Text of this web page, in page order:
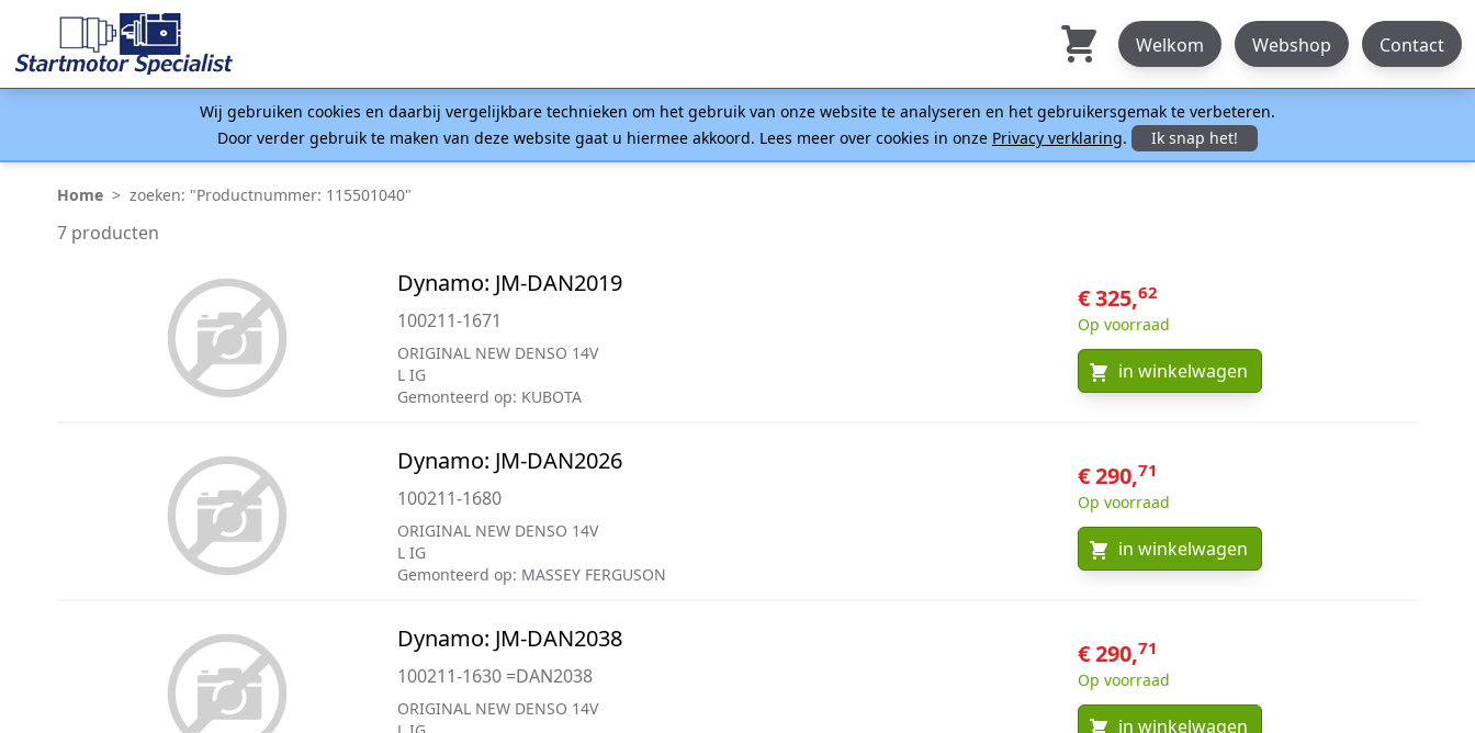
Welkom Webshop Contact
Wij gebruiken cookies en daarbij vergelijkbare technieken om het gebruik van onze website te analyseren en het gebruikersgemak te verbeteren.
Door verder gebruik te maken van deze website gaat u hiermee akkoord. Lees meer over cookies in onze Privacy verklaring. Ik snap het!
Home > zoeken: "Productnummer: 115501040"
7 producten
Dynamo: JM-DAN2019
100211-1671
ORIGINAL NEW DENSO 14V
L IG
Gemonteerd op: KUBOTA
€ 325,62
Op voorraad
in winkelwagen
Dynamo: JM-DAN2026
100211-1680
ORIGINAL NEW DENSO 14V
L IG
Gemonteerd op: MASSEY FERGUSON
€ 290,71
Op voorraad
in winkelwagen
Dynamo: JM-DAN2038
100211-1630 =DAN2038
ORIGINAL NEW DENSO 14V
€ 290,71
Op voorraad
in winkelwagen